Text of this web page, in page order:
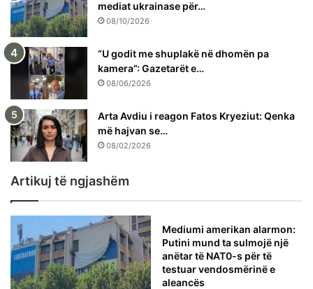
mediat ukrainase për…
08/10/2026
“U godit me shuplakë në dhomën pa
kamera”: Gazetarët e…
08/06/2026
Arta Avdiu i reagon Fatos Kryeziut: Qenka
më hajvan se…
08/02/2026
Artikuj të ngjashëm
Mediumi amerikan alarmon:
Putini mund ta sulmojë një
anëtar të NAT0-s për të
testuar vendosmërinë e
aleancës